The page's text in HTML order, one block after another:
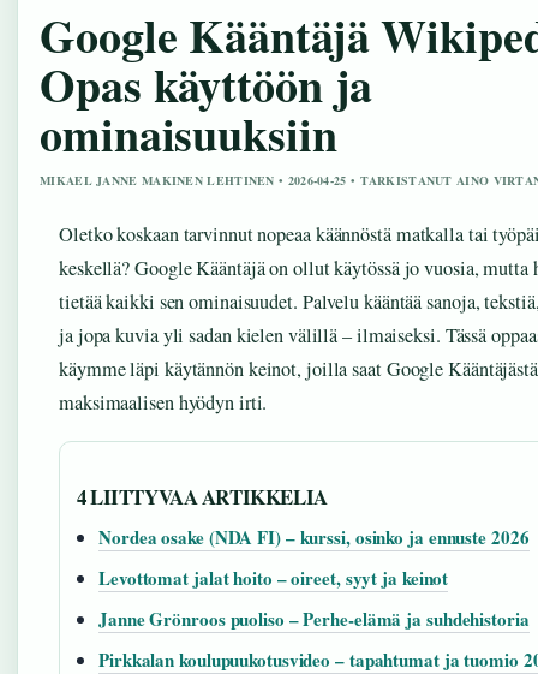
Google Kääntäjä
Opas käyttöön ja
ominaisuuksiin
MIKAEL JANNE MAKINEN LEHTINEN • 2026-04-25 • TARKISTANUT AINO
Oletko koskaan tarvinnut nopeaa käännöstä matkalla tai
keskellä? Google Kääntäjä on ollut käytössä jo vuosia, mutta
tietää kaikki sen ominaisuudet. Palvelu kääntää sanoja,
ja jopa kuvia yli sadan kielen välillä – ilmaiseksi. Tässä
käymme läpi käytännön keinot, joilla saat Google Kääntäjästä
maksimaalisen hyödyn irti.
4 LIITTYVAA ARTIKKELIA
Nordea osake (NDA FI) – kurssi, osinko ja ennuste 2026
Levottomat jalat hoito – oireet, syyt ja keinot
Janne Grönroos puoliso – Perhe-elämä ja suhdehistoria
Pirkkalan koulupuukotusvideo – tapahtumat ja tuomio